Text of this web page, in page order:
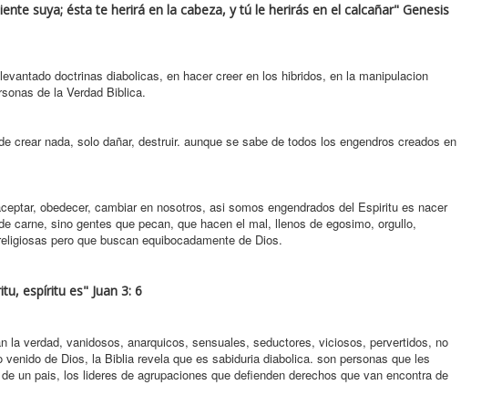
suya; ésta te herirá en la cabeza, y tú le herirás en el calcañar" Genesis
doctrinas diabolicas, en hacer creer en los hibridos, en la manipulacion
de la Verdad Biblica.
crear nada, solo dañar, destruir. aunque se sabe de todos los engendros creados en
obedecer, cambiar en nosotros, asi somos engendrados del Espiritu es nacer
carne, sino gentes que pecan, que hacen el mal, llenos de egosimo, orgullo,
pero que buscan equibocadamente de Dios.
espíritu es" Juan 3: 6
verdad, vanidosos, anarquicos, sensuales, seductores, viciosos, pervertidos, no
de Dios, la Biblia revela que es sabiduria diabolica. son personas que les
un pais, los lideres de agrupaciones que defienden derechos que van encontra de